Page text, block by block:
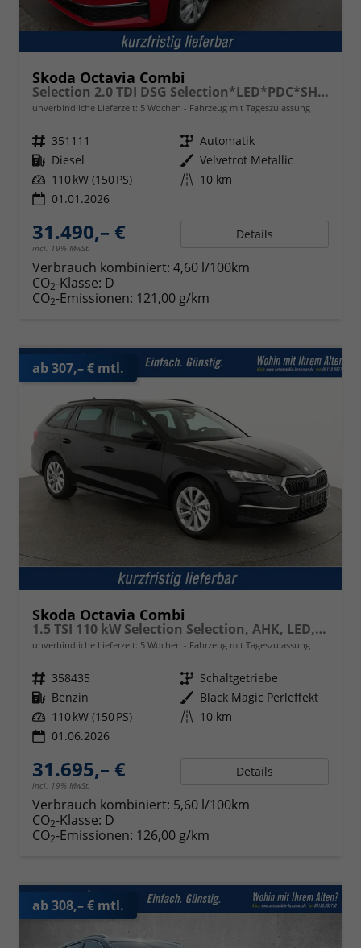
Skoda Octavia Combi
Selection 2.0 TDI DSG Selection*LED*PDC*SHZ*TEMPOMAT*SMARTLINK*KLIMA*
unverbindliche Lieferzeit: 5 Wochen Fahrzeug mit Tageszulassung
Fahrzeugnr. 351111 Getriebe Automatik
Kraftstoff Diesel Außenfarbe Velvetrot Metallic
Leistung 110 kW (150 PS) Kilometerstand 10 km
01.01.2026
31.490,– €
incl. 19% MwSt.
Details
Verbrauch kombiniert: 4,60 l/100km
CO2-Klasse: D
CO2-Emissionen: 121,00 g/km
ab 307,– € mtl.
Skoda Octavia Combi
1.5 TSI 110 kW Selection Selection, AHK, LED, Side, ACC, Kamera, Winter, 17-Zoll
unverbindliche Lieferzeit: 5 Wochen Fahrzeug mit Tageszulassung
Fahrzeugnr. 358435 Getriebe Schaltgetriebe
Kraftstoff Benzin Außenfarbe Black Magic Perleffekt
Leistung 110 kW (150 PS) Kilometerstand 10 km
01.06.2026
31.695,– €
incl. 19% MwSt.
Details
Verbrauch kombiniert: 5,60 l/100km
CO2-Klasse: D
CO2-Emissionen: 126,00 g/km
ab 308,– € mtl.